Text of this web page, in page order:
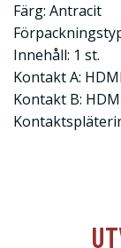
Färg: Antracit
Innehåll: 1 st.
Kontakt A:
Kontakt B: